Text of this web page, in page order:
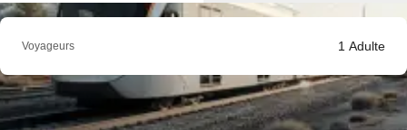
Voyageurs 1 Adulte